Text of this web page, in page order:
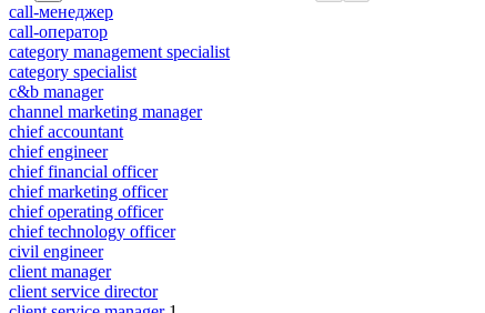
call-менеджер
call-оператор
category management specialist
category specialist
c&b manager
channel marketing manager
chief accountant
chief engineer
chief financial officer
chief marketing officer
chief operating officer
chief technology officer
civil engineer
client manager
client service director